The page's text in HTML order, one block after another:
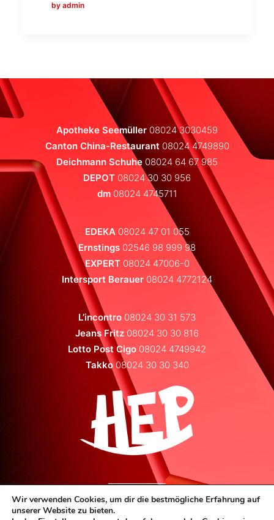
by admin
HEP| Holzkirchner Einkaufsparadies
Apotheke Seemüller 08024 3030459
Canton China-Restaurant 08024 4749890
Deichmann Schuhe 08024 64 67 985
DEPOT 08024 30 30 956
dm 08024 4745711
EDEKA 08024 47 01 055
Ernstings 02546 98 999 98
EXPERT 08024 47006-0
Intersport Berauer 08024 4772124
L’incontro 08024 30 31 573
Jeans Fritz 08024 30 30 816
Lotto Post Cigo 08024 4749942
Takko 08024 30 30 340
Wir verwenden Cookies, um dir die bestmögliche Erfahrung auf
unserer Website zu bieten.